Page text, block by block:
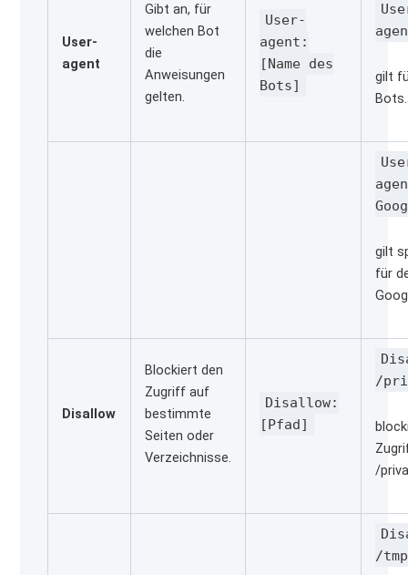
User-
agent
Gibt an, für
welchen Bot
die
Anweisungen
gelten.
User-
agent:
[Name des
Bots]
gilt
Bots.
gilt
für
Disallow
Blockiert den
Zugriff auf
bestimmte
Seiten oder
Verzeichnisse.
Disallow:
[Pfad]
/
/
/